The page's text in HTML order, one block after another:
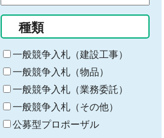
索
る
キ
ー
ワ
ド
を
種類
一般競争入札（建設工事）
一般競争入札（物品）
一般競争入札（業務委託）
一般競争入札（その他）
公募型プロポーザル